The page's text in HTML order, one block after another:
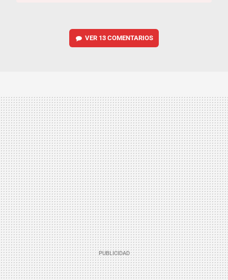
VER 13 COMENTARIOS